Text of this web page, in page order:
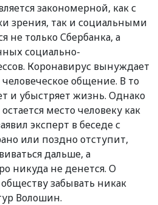
закономерной, как с
зрения, так и социальными
не только Сбербанка, а
социально-
Коронавирус вынуждает
общение. В то
и убыстряет жизнь. Однако
место человеку как
эксперт в беседе с
или поздно отступит,
дальше, а
никуда не денется. О
забывать никак
Волошин.